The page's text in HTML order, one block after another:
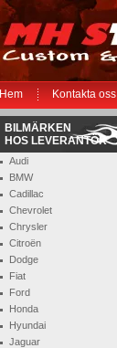
Hem Kontakta oss
BILMÄRKEN
HOS LEVERANTÖR
Audi
BMW
Cadillac
Chevrolet
Chrysler
Citroën
Dodge
Fiat
Ford
Honda
Hyundai
Jaguar